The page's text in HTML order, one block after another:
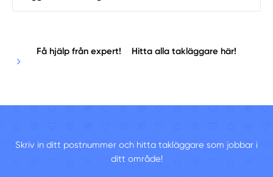
Få hjälp från expert! Hitta alla takläggare här!
Skriv in ditt postnummer och hitta takläggare som jobbar i
ditt område!